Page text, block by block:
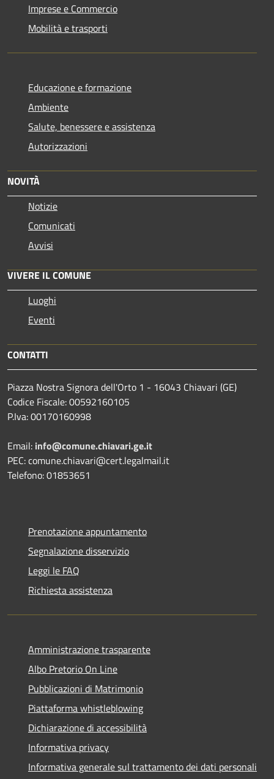
Imprese e Commercio
Mobilità e trasporti
Educazione e formazione
Ambiente
Salute, benessere e assistenza
Autorizzazioni
NOVITÀ
Notizie
Comunicati
Avvisi
VIVERE IL COMUNE
Luoghi
Eventi
CONTATTI
Piazza Nostra Signora dell'Orto 1 - 16043 Chiavari (GE)
Codice Fiscale: 00592160105
P.Iva: 00170160998
Email: info@comune.chiavari.ge.it
PEC: comune.chiavari@cert.legalmail.it
Telefono: 01853651
Prenotazione appuntamento
Segnalazione disservizio
Leggi le FAQ
Richiesta assistenza
Amministrazione trasparente
Albo Pretorio On Line
Pubblicazioni di Matrimonio
Piattaforma whistleblowing
Dichiarazione di accessibilità
Informativa privacy
Informativa generale sul trattamento dei dati personali